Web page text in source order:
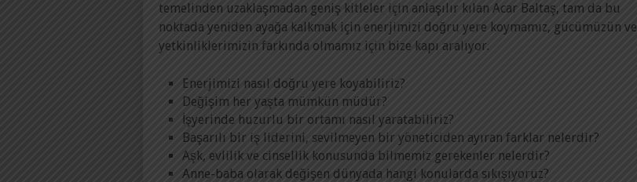
temelinden uzaklaşmadan geniş kitleler için anlaşılır kılan Acar Baltaş, tam da bu
noktada yeniden ayağa kalkmak için enerjimizi doğru yere koymamız, gücümüzün ve
yetkinliklerimizin farkında olmamız için bize kapı aralıyor.
Enerjimizi nasıl doğru yere koyabiliriz?
Değişim her yaşta mümkün müdür?
İşyerinde huzurlu bir ortamı nasıl yaratabiliriz?
Başarılı bir iş liderini, sevilmeyen bir yöneticiden ayıran farklar nelerdir?
Aşk, evlilik ve cinsellik konusunda bilmemiz gerekenler nelerdir?
Anne-baba olarak değişen dünyada hangi konularda sıkışıyoruz?